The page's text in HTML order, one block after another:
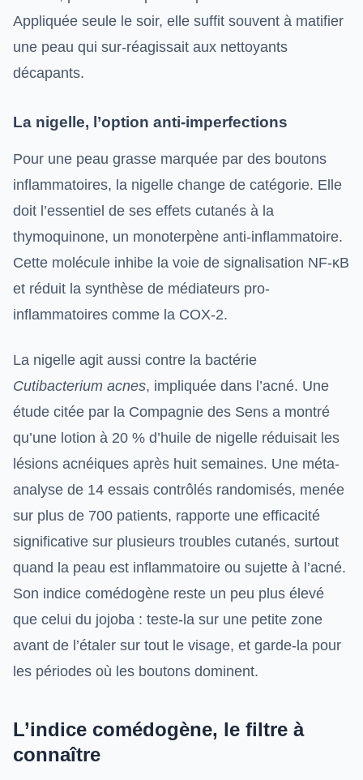
Appliquée seule le soir, elle suffit souvent à matifier
une peau qui sur-réagissait aux nettoyants
décapants.
La nigelle, l’option anti-imperfections
Pour une peau grasse marquée par des boutons
inflammatoires, la nigelle change de catégorie. Elle
doit l’essentiel de ses effets cutanés à la
thymoquinone, un monoterpène anti-inflammatoire.
Cette molécule inhibe la voie de signalisation NF-κB
et réduit la synthèse de médiateurs pro-
inflammatoires comme la COX-2.
La nigelle agit aussi contre la bactérie
Cutibacterium acnes, impliquée dans l’acné. Une
étude citée par la Compagnie des Sens a montré
qu’une lotion à 20 % d’huile de nigelle réduisait les
lésions acnéiques après huit semaines. Une méta-
analyse de 14 essais contrôlés randomisés, menée
sur plus de 700 patients, rapporte une efficacité
significative sur plusieurs troubles cutanés, surtout
quand la peau est inflammatoire ou sujette à l’acné.
Son indice comédogène reste un peu plus élevé
que celui du jojoba : teste-la sur une petite zone
avant de l’étaler sur tout le visage, et garde-la pour
les périodes où les boutons dominent.
L’indice comédogène, le filtre à
connaître